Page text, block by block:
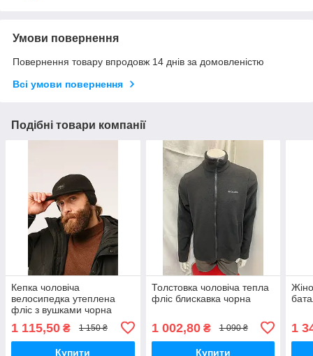
Умови повернення
Повернення товару впродовж 14 днів за домовленістю
Всі умови повернення
Подібні товари компанії
Кепка чоловіча
велосипедка утеплена
фліс з вушками чорна
1 115,50 ₴ 1 150 ₴
Купити
Толстовка чоловіча тепла
фліс блискавка чорна
1 002,80₴ 1 090 ₴
Купити
1